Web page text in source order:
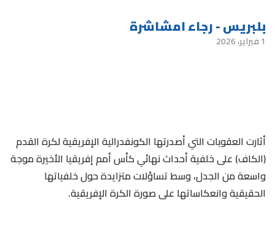
بلبريس - رجاء امشاشرة
1 فبراير، 2026
أثارت العقوبات التي أصدرتها الكونفدرالية الإفريقية لكرة القدم
(الكاف) على خلفية أحداث نهائي كأس أمم إفريقيا الأخيرة موجة
واسعة من الجدل، وسط تساؤلات متزايدة حول خلفياتها
الحقيقية وانعكاساتها على صورة الكرة الإفريقية.